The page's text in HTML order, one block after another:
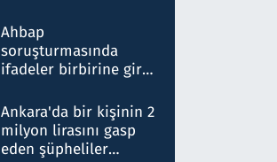
nitelikte olduğunu
belirtti
Ahbap
soruşturmasında
ifadeler birbirine girdi:
ifadelerinden ortaya
çıkan tablo şok etti
Ankara'da bir kişinin 2
milyon lirasını gasp
eden şüpheliler